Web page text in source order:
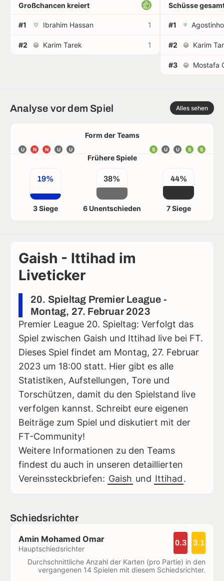
Großchancen kreiert
#1 Ibrahim Hassan 1
#2 Karim Tarek 1
Schüsse
#1
#2 Karim
#3 Mostafa
Analyse vor dem Spiel Alles sehen
Form der Teams
U N N U U S
S
U
U
S
Frühere Spiele
19%
3 Siege
38%
6 Unentschieden
44%
7 Siege
Gaish - Ittihad im
Liveticker
20. Spieltag Premier League -
Montag, 27. Februar 2023
Premier League 20. Spieltag: Verfolgt das
Spiel zwischen Gaish und Ittihad live bei FT.
Dieses Spiel findet am Montag, 27. Februar
2023 um 18:00 statt. Hier gibt es alle
Statistiken, Aufstellungen, Tore und
Torschützen, damit du den Spielstand live
verfolgen kannst. Schreibt eure eigenen
Beiträge zum Spiel und diskutiert mit der
FT-Community!
Weitere Informationen zu den Teams
findest du auch in unseren detaillierten
Vereinssteckbriefen: Gaish und Ittihad.
Schiedsrichter
Amin Mohamed Omar
Hauptschiedsrichter
0.3 3.1
Durchschnittliche Anzahl der Karten (pro Partie) in den
vergangenen 14 Spielen mit diesem Schiedsrichter.